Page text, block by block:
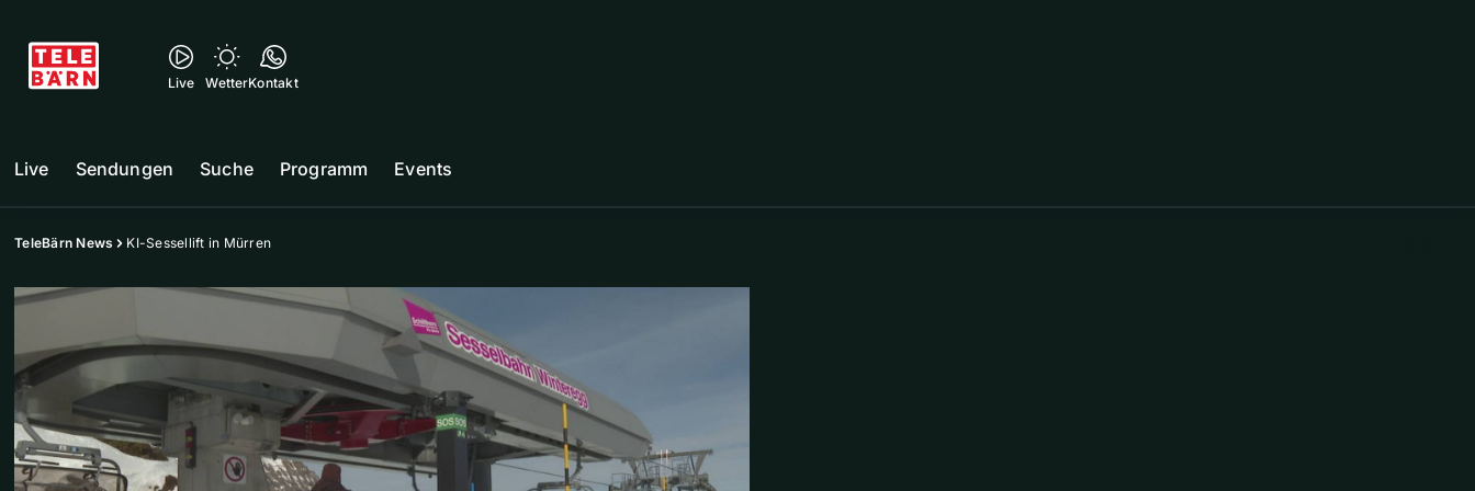
Live WetterKontakt
Live Sendungen Suche Programm Events
TeleBärn News KI-Sessellift in Mürren